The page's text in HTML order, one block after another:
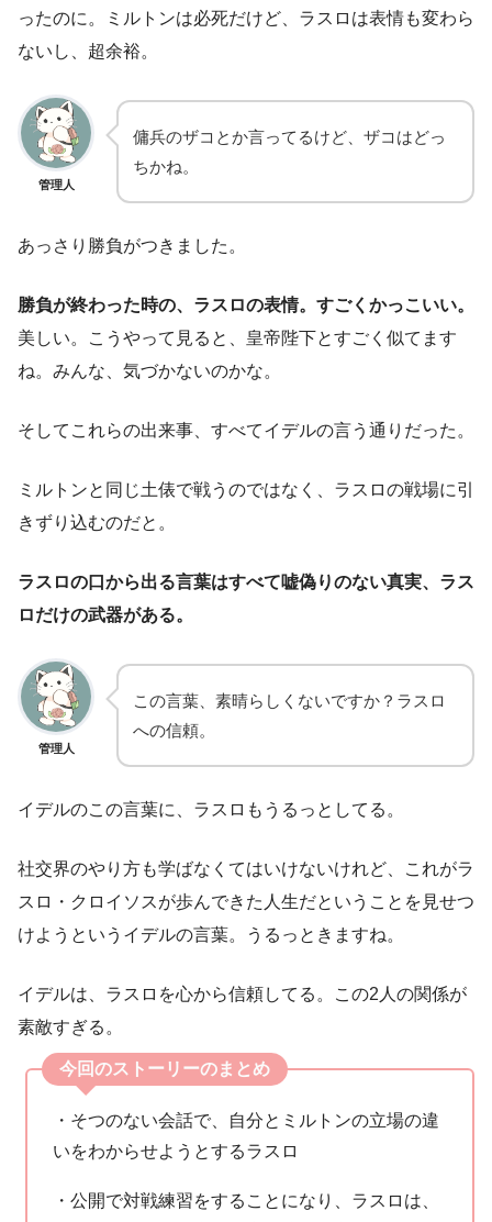
ったのに。ミルトンは必死だけど、ラスロは表情も変わら
ないし、超余裕。
管理人
傭兵のザコとか言ってるけど、ザコはどっ
ちかね。
あっさり勝負がつきました。
勝負が終わった時の、ラスロの表情。すごくかっこいい。
美しい。こうやって見ると、皇帝陛下とすごく似てます
ね。みんな、気づかないのかな。
そしてこれらの出来事、すべてイデルの言う通りだった。
ミルトンと同じ土俵で戦うのではなく、ラスロの戦場に引
きずり込むのだと。
ラスロの口から出る言葉はすべて嘘偽りのない真実、ラス
ロだけの武器がある。
管理人
この言葉、素晴らしくないですか？ラスロ
への信頼。
イデルのこの言葉に、ラスロもうるっとしてる。
社交界のやり方も学ばなくてはいけないけれど、これがラ
スロ・クロイソスが歩んできた人生だということを見せつ
けようというイデルの言葉。うるっときますね。
イデルは、ラスロを心から信頼してる。この2人の関係が
素敵すぎる。
今回のストーリーのまとめ
・そつのない会話で、自分とミルトンの立場の違
いをわからせようとするラスロ
・公開で対戦練習をすることになり、ラスロは、